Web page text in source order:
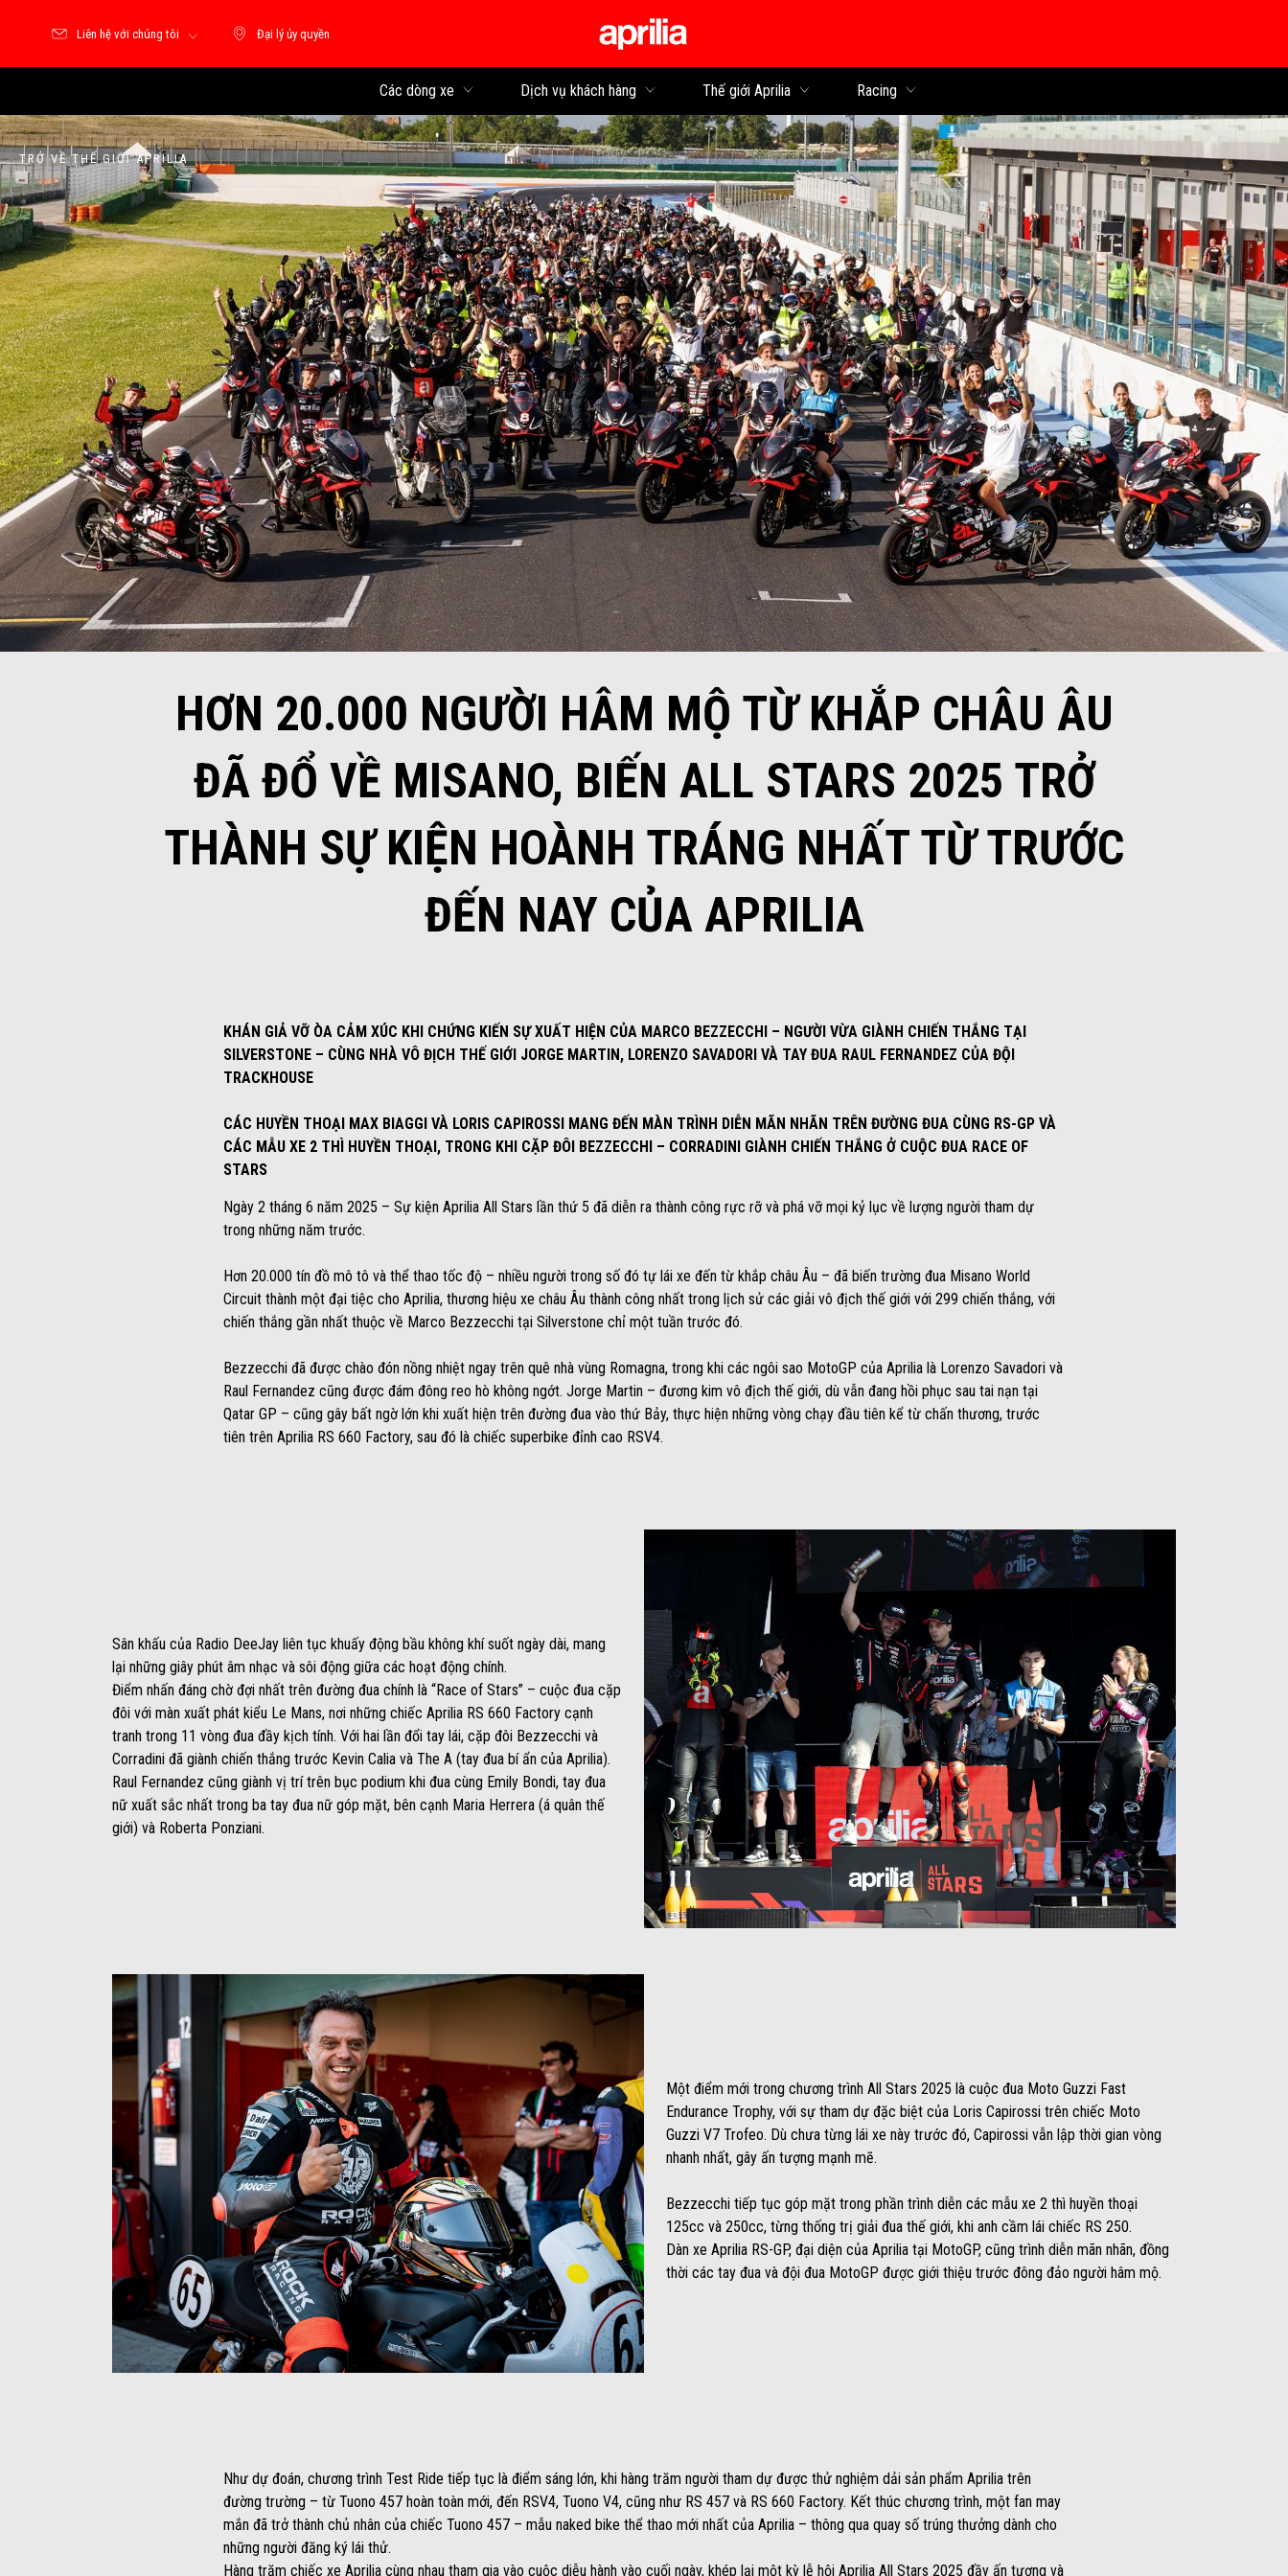
Đại lý ủy quyền
Đại lý ủy quyền
Liên hệ với chúng tôi
Các dòng xe Dịch vụ khách hàng Thế giới Aprilia Racing
TRỞ VỀ THẾ GIỚI APRILIA
HƠN 20.000 NGƯỜI HÂM MỘ TỪ KHẮP CHÂU ÂU
ĐÃ ĐỔ VỀ MISANO, BIẾN ALL STARS 2025 TRỞ
THÀNH SỰ KIỆN HOÀNH TRÁNG NHẤT TỪ TRƯỚC
ĐẾN NAY CỦA APRILIA
KHÁN GIẢ VỠ ÒA CẢM XÚC KHI CHỨNG KIẾN SỰ XUẤT HIỆN CỦA MARCO BEZZECCHI – NGƯỜI VỪA GIÀNH CHIẾN THẮNG TẠI
SILVERSTONE – CÙNG NHÀ VÔ ĐỊCH THẾ GIỚI JORGE MARTIN, LORENZO SAVADORI VÀ TAY ĐUA RAUL FERNANDEZ CỦA ĐỘI
TRACKHOUSE
CÁC HUYỀN THOẠI MAX BIAGGI VÀ LORIS CAPIROSSI MANG ĐẾN MÀN TRÌNH DIỄN MÃN NHÃN TRÊN ĐƯỜNG ĐUA CÙNG RS-GP VÀ
CÁC MẪU XE 2 THÌ HUYỀN THOẠI, TRONG KHI CẶP ĐÔI BEZZECCHI – CORRADINI GIÀNH CHIẾN THẮNG Ở CUỘC ĐUA RACE OF
STARS
Ngày 2 tháng 6 năm 2025 – Sự kiện Aprilia All Stars lần thứ 5 đã diễn ra thành công rực rỡ và phá vỡ mọi kỷ lục về lượng người tham dự
trong những năm trước.
Hơn 20.000 tín đồ mô tô và thể thao tốc độ – nhiều người trong số đó tự lái xe đến từ khắp châu Âu – đã biến trường đua Misano World
Circuit thành một đại tiệc cho Aprilia, thương hiệu xe châu Âu thành công nhất trong lịch sử các giải vô địch thế giới với 299 chiến thắng, với
chiến thắng gần nhất thuộc về Marco Bezzecchi tại Silverstone chỉ một tuần trước đó.
Bezzecchi đã được chào đón nồng nhiệt ngay trên quê nhà vùng Romagna, trong khi các ngôi sao MotoGP của Aprilia là Lorenzo Savadori và
Raul Fernandez cũng được đám đông reo hò không ngớt. Jorge Martin – đương kim vô địch thế giới, dù vẫn đang hồi phục sau tai nạn tại
Qatar GP – cũng gây bất ngờ lớn khi xuất hiện trên đường đua vào thứ Bảy, thực hiện những vòng chạy đầu tiên kể từ chấn thương, trước
tiên trên Aprilia RS 660 Factory, sau đó là chiếc superbike đỉnh cao RSV4.
Sân khấu của Radio DeeJay liên tục khuấy động bầu không khí suốt ngày dài, mang
lại những giây phút âm nhạc và sôi động giữa các hoạt động chính.
Điểm nhấn đáng chờ đợi nhất trên đường đua chính là “Race of Stars” – cuộc đua cặp
đôi với màn xuất phát kiểu Le Mans, nơi những chiếc Aprilia RS 660 Factory cạnh
tranh trong 11 vòng đua đầy kịch tính. Với hai lần đổi tay lái, cặp đôi Bezzecchi và
Corradini đã giành chiến thắng trước Kevin Calia và The A (tay đua bí ẩn của Aprilia).
Raul Fernandez cũng giành vị trí trên bục podium khi đua cùng Emily Bondi, tay đua
nữ xuất sắc nhất trong ba tay đua nữ góp mặt, bên cạnh Maria Herrera (á quân thế
giới) và Roberta Ponziani.
Một điểm mới trong chương trình All Stars 2025 là cuộc đua Moto Guzzi Fast
Endurance Trophy, với sự tham dự đặc biệt của Loris Capirossi trên chiếc Moto
Guzzi V7 Trofeo. Dù chưa từng lái xe này trước đó, Capirossi vẫn lập thời gian vòng
nhanh nhất, gây ấn tượng mạnh mẽ.
Bezzecchi tiếp tục góp mặt trong phần trình diễn các mẫu xe 2 thì huyền thoại
125cc và 250cc, từng thống trị giải đua thế giới, khi anh cầm lái chiếc RS 250.
Dàn xe Aprilia RS-GP, đại diện của Aprilia tại MotoGP, cũng trình diễn mãn nhãn, đồng
thời các tay đua và đội đua MotoGP được giới thiệu trước đông đảo người hâm mộ.
Như dự đoán, chương trình Test Ride tiếp tục là điểm sáng lớn, khi hàng trăm người tham dự được thử nghiệm dải sản phẩm Aprilia trên
đường trường – từ Tuono 457 hoàn toàn mới, đến RSV4, Tuono V4, cũng như RS 457 và RS 660 Factory. Kết thúc chương trình, một fan may
mắn đã trở thành chủ nhân của chiếc Tuono 457 – mẫu naked bike thể thao mới nhất của Aprilia – thông qua quay số trúng thưởng dành cho
những người đăng ký lái thử.
Hàng trăm chiếc xe Aprilia cùng nhau tham gia vào cuộc diễu hành vào cuối ngày, khép lại một kỳ lễ hội Aprilia All Stars 2025 đầy ấn tượng và